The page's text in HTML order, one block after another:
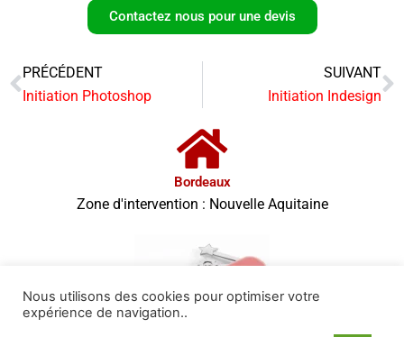
Contactez nous pour une devis
Précédent
PRÉCÉDENT
Initiation Photoshop
SUIVANT
Initiation Indesign
Bordeaux
Zone d'intervention : Nouvelle Aquitaine
Nous utilisons des cookies pour optimiser votre
expérience de navigation..